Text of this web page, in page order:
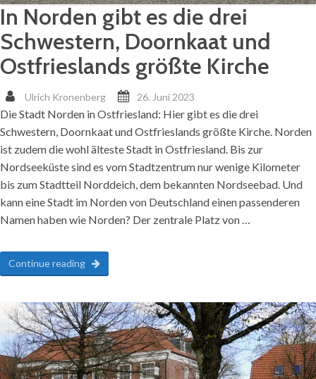
In Norden gibt es die drei
Schwestern, Doornkaat und
Ostfrieslands größte Kirche
Ulrich Kronenberg 26. Juni 2023
Die Stadt Norden in Ostfriesland: Hier gibt es die drei
Schwestern, Doornkaat und Ostfrieslands größte Kirche. Norden
ist zudem die wohl älteste Stadt in Ostfriesland. Bis zur
Nordseeküste sind es vom Stadtzentrum nur wenige Kilometer
bis zum Stadtteil Norddeich, dem bekannten Nordseebad. Und
kann eine Stadt im Norden von Deutschland einen passenderen
Namen haben wie Norden? Der zentrale Platz von …
Continue reading